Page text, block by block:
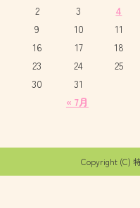
« 7月
2
3 4
9
10 11
16
17 18
23
24 25
30
31
Copyright (C)